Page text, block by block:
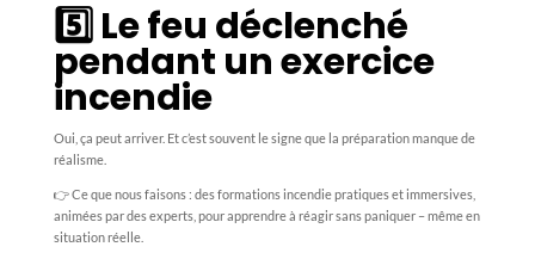
5️⃣ Le feu déclenché
pendant un exercice
incendie
Oui, ça peut arriver. Et c’est souvent le signe que la préparation manque de
réalisme.
👉 Ce que nous faisons : des formations incendie pratiques et immersives,
animées par des experts, pour apprendre à réagir sans paniquer – même en
situation réelle.